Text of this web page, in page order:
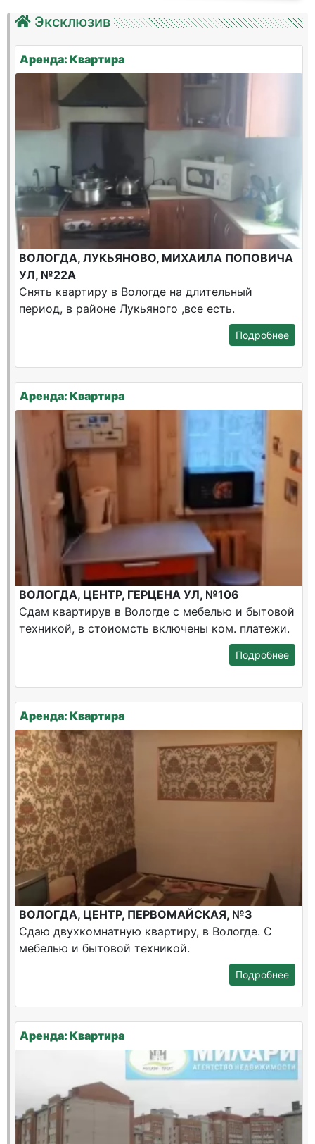
Эксклюзив
Аренда: Квартира
ВОЛОГДА, ЛУКЬЯНОВО, МИХАИЛА ПОПОВИЧА
УЛ, №22А
Снять квартиру в Вологде на длительный
период, в районе Лукьяного ,все есть.
Подробнее
Аренда: Квартира
ВОЛОГДА, ЦЕНТР, ГЕРЦЕНА УЛ, №106
Сдам квартирув в Вологде с мебелью и бытовой
техникой, в стоиомсть включены ком. платежи.
Подробнее
Аренда: Квартира
ВОЛОГДА, ЦЕНТР, ПЕРВОМАЙСКАЯ, №3
Сдаю двухкомнатную квартиру, в Вологде. С
мебелью и бытовой техникой.
Подробнее
Аренда: Квартира